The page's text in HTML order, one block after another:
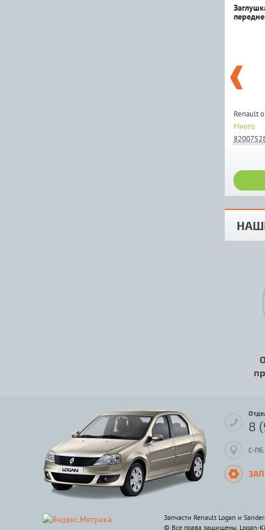
Renault
Много
8
С-Пб,
Запчасти Renault Logan и
© Все права защищены. Logan-